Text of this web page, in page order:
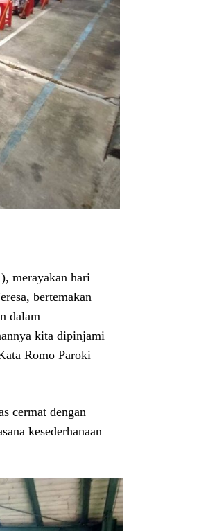
merayakan hari
bertemakan
dalam
kita dipinjami
Romo Paroki
cermat dengan
kesederhanaan